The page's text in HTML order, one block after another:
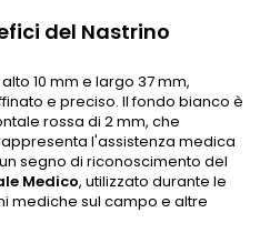
del Nastrino
10 mm e largo 37 mm,
e preciso. Il fondo bianco è
rossa di 2 mm, che
l'assistenza medica
segno di riconoscimento del
Medico, utilizzato durante le
mediche sul campo e altre